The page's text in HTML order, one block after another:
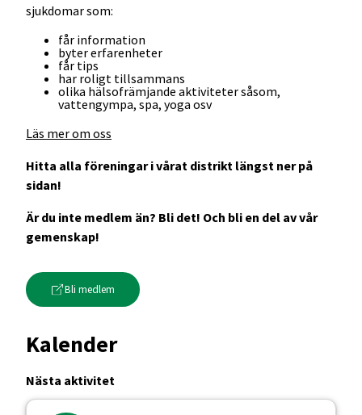
sjukdomar som:
får information
byter erfarenheter
får tips
har roligt tillsammans
olika hälsofrämjande aktiviteter såsom,
vattengympa, spa, yoga osv
Läs mer om oss
Hitta alla föreningar i vårat distrikt längst ner på
sidan!
Är du inte medlem än? Bli det! Och bli en del av vår
gemenskap!
Bli medlem
Kalender
Nästa aktivitet